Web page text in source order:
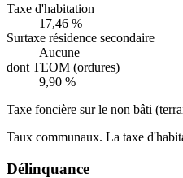
Taxe d'habitation
17,46 %
Surtaxe résidence secondaire
Aucune
dont TEOM (ordures)
9,90 %
Taxe foncière sur le non bâti
Taux communaux. La taxe
Délinquance